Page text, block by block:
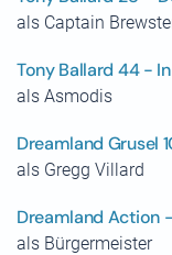
als Captain
Tony Ballard 44 -
als Asmodis
Dreamland Grusel
als Gregg Villard
Dreamland Action
als Bürgermeister